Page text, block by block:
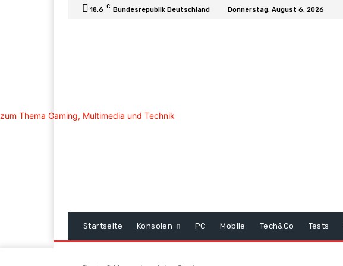
18.6 C Bundesrepublik Deutschland Donnerstag, August 6, 2026
Startseite Konsolen PC Mobile Tech&Co Tests